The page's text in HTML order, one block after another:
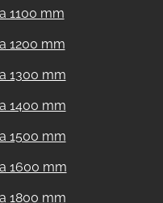
1100 mm
1200 mm
1300 mm
1400 mm
1500 mm
1600 mm
1800 mm